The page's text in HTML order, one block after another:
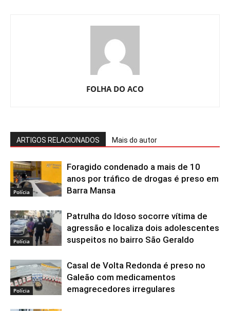
FOLHA DO ACO
ARTIGOS RELACIONADOS Mais do autor
Polícia
Foragido condenado a mais de 10
anos por tráfico de drogas é preso em
Barra Mansa
Polícia
Patrulha do Idoso socorre vítima de
agressão e localiza dois adolescentes
suspeitos no bairro São Geraldo
Polícia
Casal de Volta Redonda é preso no
Galeão com medicamentos
emagrecedores irregulares